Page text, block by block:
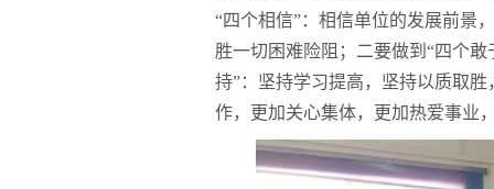
“四个相信”：相信单位的发展前景
胜一切困难险阻；二要做到“四个
持”：坚持学习提高，坚持以质取
作，更加关心集体，更加热爱事业